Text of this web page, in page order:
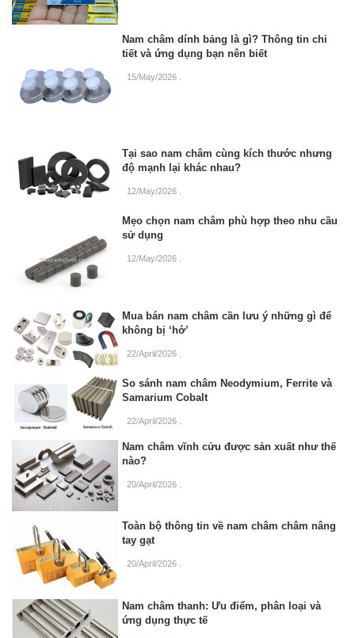
Nam châm dính bảng là gì? Thông tin chi
tiết và ứng dụng bạn nên biết
15/May/2026
Tại sao nam châm cùng kích thước nhưng
độ mạnh lại khác nhau?
12/May/2026
Mẹo chọn nam châm phù hợp theo nhu cầu
sử dụng
12/May/2026
Mua bán nam châm cần lưu ý những gì để
không bị ‘hớ’
22/April/2026
So sánh nam châm Neodymium, Ferrite và
Samarium Cobalt
22/April/2026
Nam châm vĩnh cửu được sản xuất như thế
nào?
20/April/2026 .
Toàn bộ thông tin về nam châm châm nâng
tay gạt
20/April/2026
Nam châm thanh: Ưu điểm, phân loại và
ứng dụng thực tế